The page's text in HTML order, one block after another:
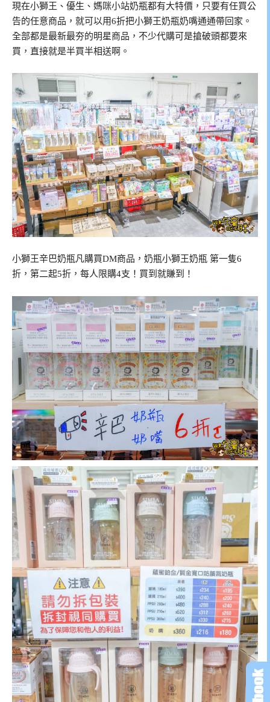
現在小獅王、優生、媽咪小站奶瓶都有大特價，只要有任買公
告的任意商品，就可以用6折把小獅王奶瓶奶嘴通通帶回家。
全部都是最新最夯的明星商品，不少代購可是搶破頭都要來
買，直接就是半買半相送啊。
小獅王辛巴奶瓶凡購買DM商品，奶瓶小獅王奶瓶 第一隻6
折，第二起5折，每人限購4支！買到就賺到！